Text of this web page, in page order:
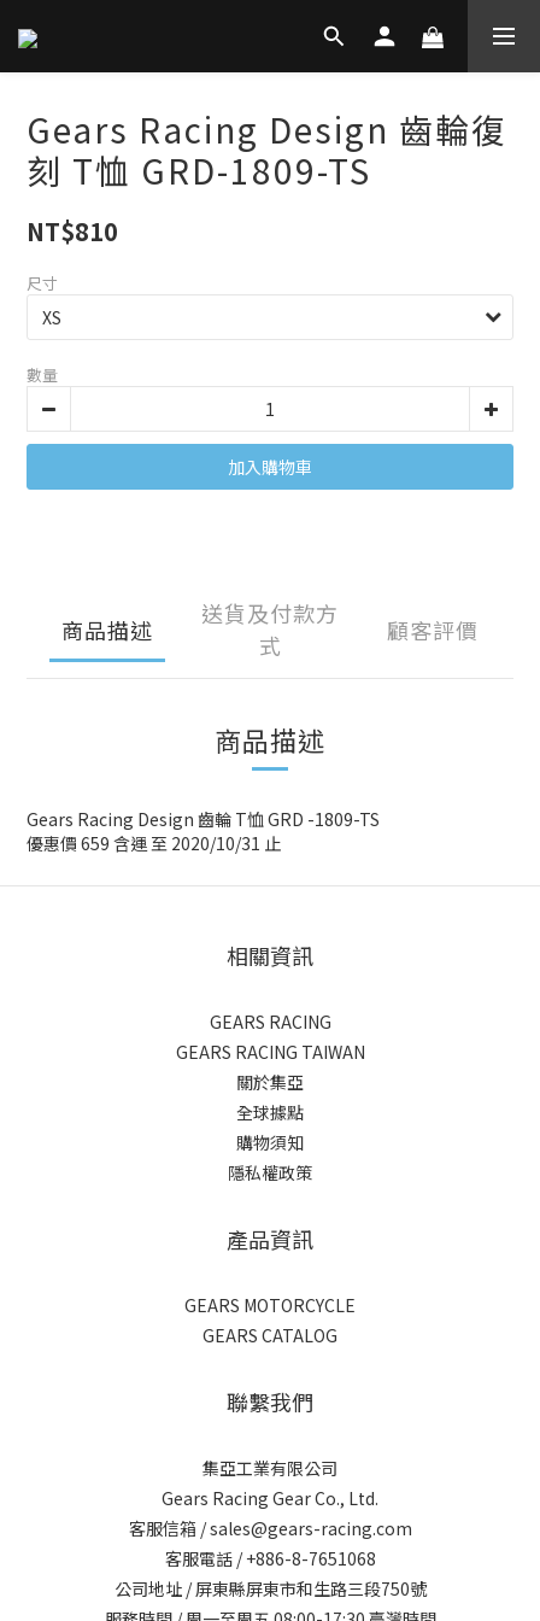
Gears Racing Design 齒輪復
刻 T恤 GRD-1809-TS
NT$810
尺寸
數量
加入購物車
商品描述
送貨及付款方
式
顧客評價
商品描述
Gears Racing Design 齒輪 T恤 GRD -1809-TS
優惠價 659 含運 至 2020/10/31 止
相關資訊
GEARS RACING
GEARS RACING TAIWAN
關於集亞
全球據點
購物須知
隱私權政策
產品資訊
GEARS MOTORCYCLE
GEARS CATALOG
聯繫我們
集亞工業有限公司
Gears Racing Gear Co., Ltd.
客服信箱 / sales@gears-racing.com
客服電話 / +886-8-7651068
公司地址 / 屏東縣屏東市和生路三段750號